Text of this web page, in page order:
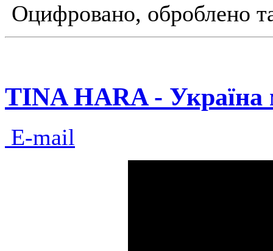
Оцифровано, оброблено
TINA HARA - Україна
E-mail